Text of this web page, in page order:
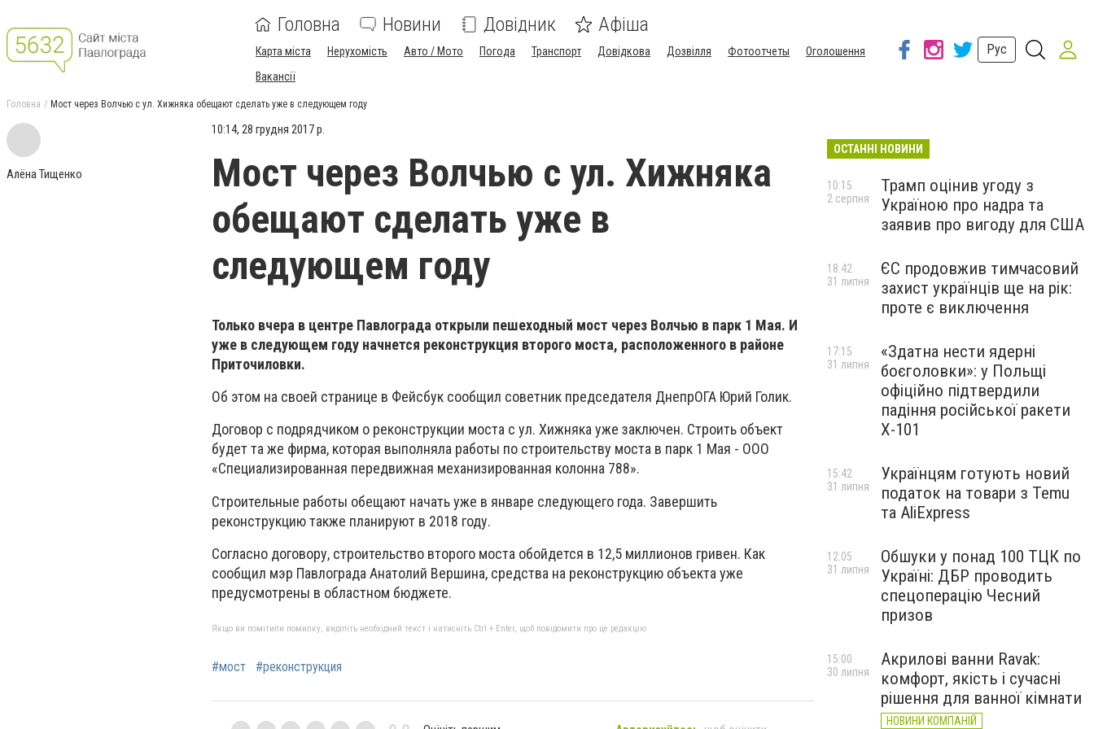
Головна Новини Довідник Афіша
Карта міста Нерухомість Авто / Мото Погода Транспорт Довідкова Дозвілля Фотоотчеты
Оголошення
Вакансії
Рус
Головна Мост через Волчью с ул. Хижняка обещают сделать уже в следующем году
Алёна Тищенко
10:14, 28 грудня 2017 р.
Мост через Волчью с ул. Хижняка
обещают сделать уже в
следующем году
Только вчера в центре Павлограда открыли пешеходный мост через Волчью в парк 1 Мая. И
уже в следующем году начнется реконструкция второго моста, расположенного в районе
Приточиловки.
Об этом на своей странице в Фейсбук сообщил советник председателя ДнепрОГА Юрий Голик.
Договор с подрядчиком о реконструкции моста с ул. Хижняка уже заключен. Строить объект
будет та же фирма, которая выполняла работы по строительству моста в парк 1 Мая - ООО
«Специализированная передвижная механизированная колонна 788».
Строительные работы обещают начать уже в январе следующего года. Завершить
реконструкцию также планируют в 2018 году.
Согласно договору, строительство второго моста обойдется в 12,5 миллионов гривен. Как
сообщил мэр Павлограда Анатолий Вершина, средства на реконструкцию объекта уже
предусмотрены в областном бюджете.
Якщо ви помітили помилку, виділіть необхідний текст і натисніть Ctrl + Enter, щоб повідомити про це редакцію
#мост #реконструкция
ОСТАННІ НОВИНИ
Трамп оцінив угоду з
Україною про надра та
заявив про вигоду для США
10:15
2 серпня
ЄС продовжив тимчасовий
захист українців ще на рік:
проте є виключення
18:42
31 липня
«Здатна нести ядерні
боєголовки»: у Польщі
офіційно підтвердили
падіння російської ракети
Х-101
17:15
31 липня
Українцям готують новий
податок на товари з Temu
та AliExpress
15:42
31 липня
Обшуки у понад 100 ТЦК по
Україні: ДБР проводить
спецоперацію Чесний
призов
12:05
31 липня
Акрилові ванни Ravak:
комфорт, якість і сучасні
рішення для ванної кімнати
НОВИНИ КОМПАНІЙ
15:00
30 липня